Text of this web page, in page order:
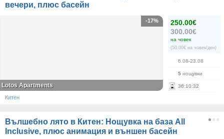
вечери, плюс басейн
250.00€
300.00€
на човек
(50.00€ на човек/ден)
6.08-23.08
5 нощувки
36:10:32
-17%
Lotos Apartments
Китен
Вълшебно лято в Китен: Нощувка на база All
Inclusive, плюс анимация и външен басейн